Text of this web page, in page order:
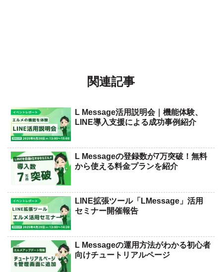
関連記事
L Message活用説明会｜機能体験、
LINE導入支援による成功事例紹介
L Messageの登録数が7万突破！無料
から使える料金プランを紹介
LINE拡張ツール「LMessage」活用
セミナー開催報告
L Messageの運用方法がわかる初心者
向けチュートリアルページ